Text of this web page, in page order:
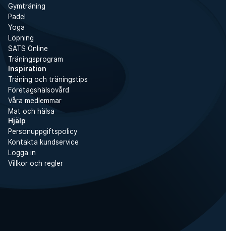
Gymträning
Padel
Yoga
Löpning
SATS Online
Träningsprogram
Inspiration
Träning och träningstips
Företagshälsovård
Våra medlemmar
Mat och hälsa
Hjälp
Personuppgiftspolicy
Kontakta kundservice
Logga in
Villkor och regler